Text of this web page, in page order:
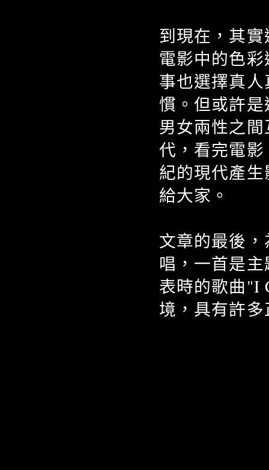
到現在，其
電影中的色
事也選擇真
慣。但或許
男女兩性之
代，看完電
紀的現代產
給大家。
文章的最後
唱，一首是
表時的歌曲"I
境，具有許